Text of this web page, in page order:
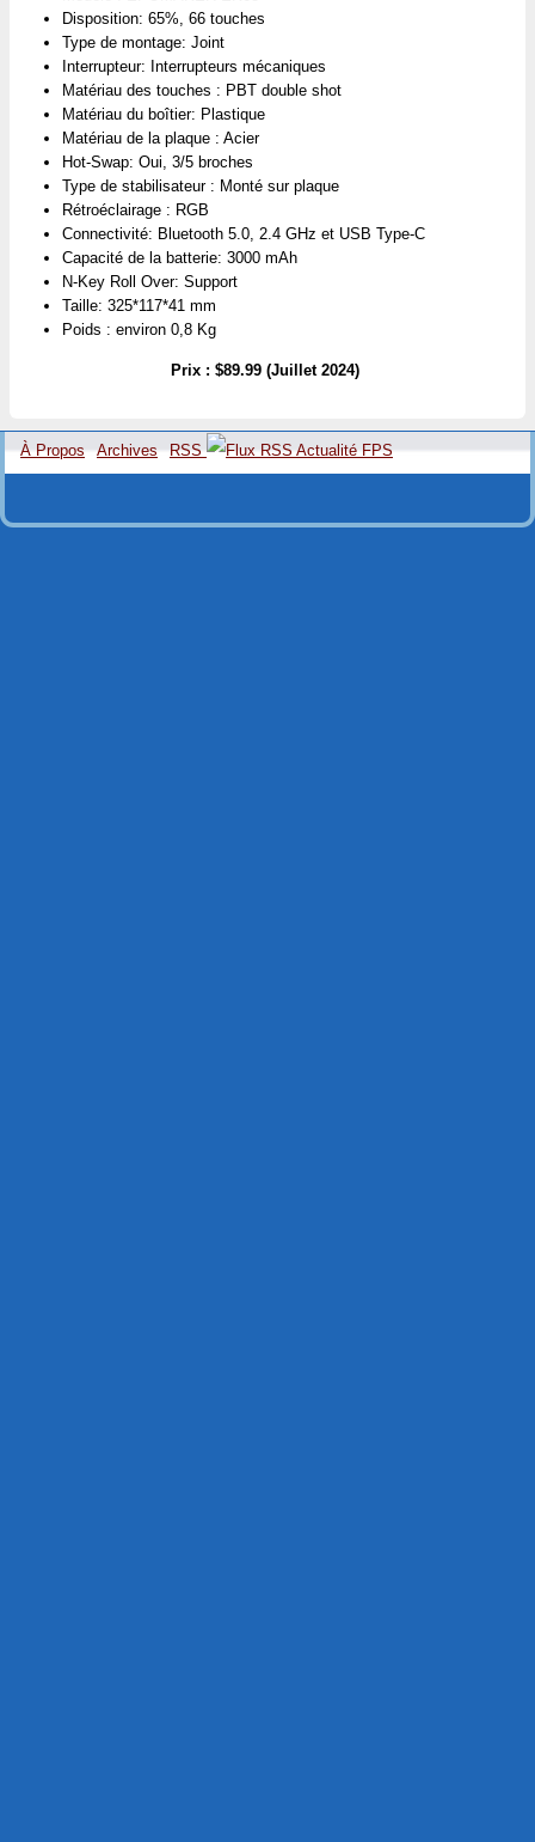
Disposition: 65%, 66 touches
Type de montage: Joint
Interrupteur: Interrupteurs mécaniques
Matériau des touches : PBT double shot
Matériau du boîtier: Plastique
Matériau de la plaque : Acier
Hot-Swap: Oui, 3/5 broches
Type de stabilisateur : Monté sur plaque
Rétroéclairage : RGB
Connectivité: Bluetooth 5.0, 2.4 GHz et USB Type-C
Capacité de la batterie: 3000 mAh
N-Key Roll Over: Support
Taille: 325*117*41 mm
Poids : environ 0,8 Kg
Prix : $89.99 (Juillet 2024)
À Propos Archives RSS